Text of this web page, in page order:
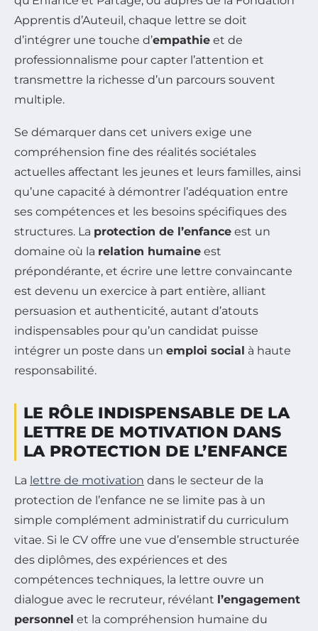
Apprentis d’Auteuil, chaque lettre se doit
d’intégrer une touche d’empathie et de
professionnalisme pour capter l’attention et
transmettre la richesse d’un parcours souvent
multiple.
Se démarquer dans cet univers exige une
compréhension fine des réalités sociétales
actuelles affectant les jeunes et leurs familles, ainsi
qu’une capacité à démontrer l’adéquation entre
ses compétences et les besoins spécifiques des
structures. La protection de l’enfance est un
domaine où la relation humaine est
prépondérante, et écrire une lettre convaincante
est devenu un exercice à part entière, alliant
persuasion et authenticité, autant d’atouts
indispensables pour qu’un candidat puisse
intégrer un poste dans un emploi social à haute
responsabilité.
LE RÔLE INDISPENSABLE DE LA
LETTRE DE MOTIVATION DANS
LA PROTECTION DE L’ENFANCE
La lettre de motivation dans le secteur de la
protection de l’enfance ne se limite pas à un
simple complément administratif du curriculum
vitae. Si le CV offre une vue d’ensemble structurée
des diplômes, des expériences et des
compétences techniques, la lettre ouvre un
dialogue avec le recruteur, révélant l’engagement
personnel et la compréhension humaine du